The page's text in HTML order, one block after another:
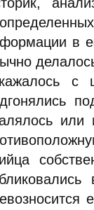
в
с
или